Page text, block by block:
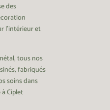
des
l’intérieur et
tous nos
fabriqués
soins dans
Ciplet